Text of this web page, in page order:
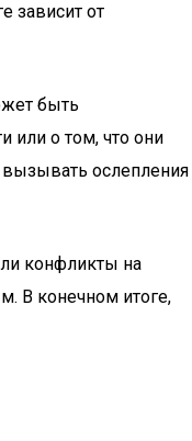
зависит от
быть
или о том, что они
ослепления
конфликты на
В конечном итоге,